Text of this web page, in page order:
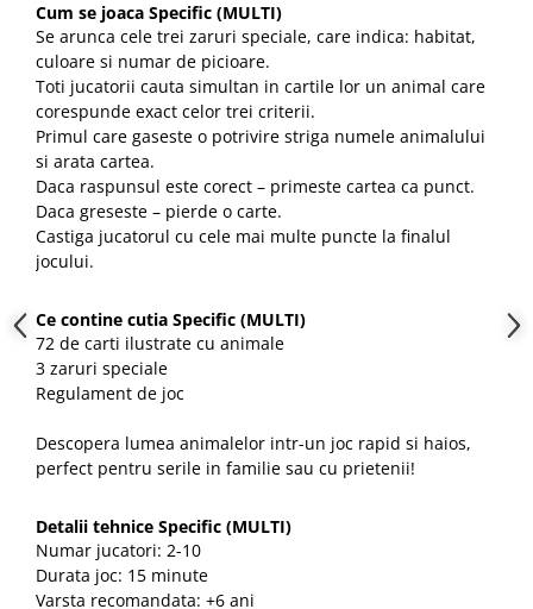
Cum se joaca Specific (MULTI)
Se arunca cele trei zaruri speciale, care indica: habitat,
culoare si numar de picioare.
Toti jucatorii cauta simultan in cartile lor un animal care
corespunde exact celor trei criterii.
Primul care gaseste o potrivire striga numele animalului
si arata cartea.
Daca raspunsul este corect – primeste cartea ca punct.
Daca greseste – pierde o carte.
Castiga jucatorul cu cele mai multe puncte la finalul
jocului.
Ce contine cutia Specific (MULTI)
72 de carti ilustrate cu animale
3 zaruri speciale
Regulament de joc
Descopera lumea animalelor intr-un joc rapid si haios,
perfect pentru serile in familie sau cu prietenii!
Detalii tehnice Specific (MULTI)
Numar jucatori: 2-10
Durata joc: 15 minute
Varsta recomandata: +6 ani